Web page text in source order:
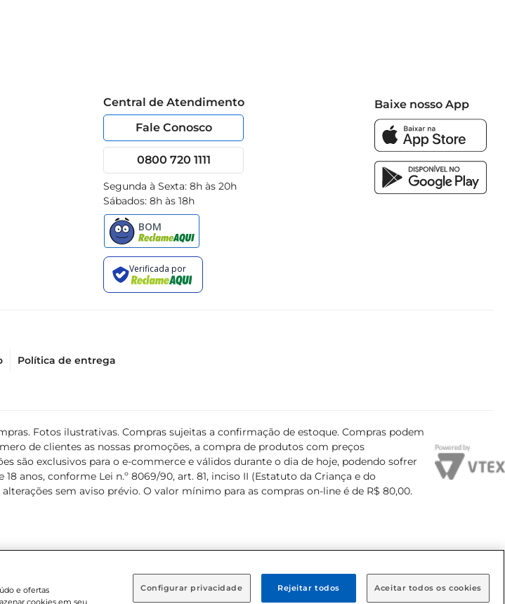
Central de Atendimento
Fale Conosco
0800 720 1111
Segunda à Sexta: 8h às 20h
Sábados: 8h às 18h
Baixe nosso App
Política de entrega
Fotos ilustrativas. Compras sujeitas a confirmação de estoque. Compras podem
de clientes as nossas promoções, a compra de produtos com preços
são exclusivos para o e-commerce e válidos durante o dia de hoje, podendo sofrer
anos, conforme Lei n.º 8069/90, art. 81, inciso II (Estatuto da Criança e do
sem aviso prévio. O valor mínimo para as compras on-line é de R$ 80,00.
e ofertas
cookies em seu
Configurar privacidade Rejeitar todos Aceitar todos os cookies